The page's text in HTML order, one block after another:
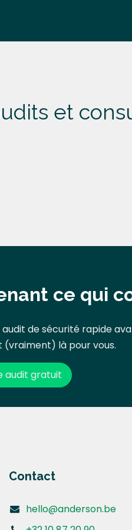
et
ce qui
audit de sécurité rapide
(vraiment) là pour vous.
audit gratuit
Contact
hello@anderson.be